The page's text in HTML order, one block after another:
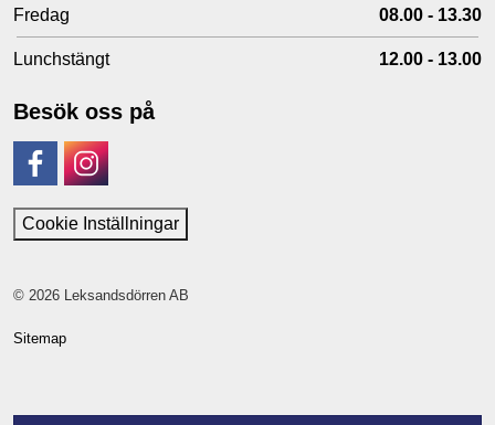
Fredag 08.00 - 13.30
Lunchstängt 12.00 - 13.00
Besök oss på
FacebookInstagram
Cookie Inställningar
© 2026 Leksandsdörren AB
Sitemap